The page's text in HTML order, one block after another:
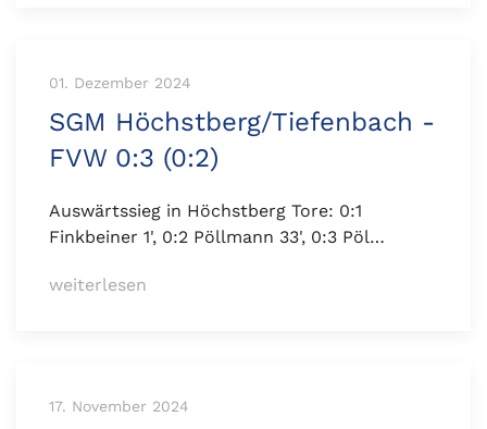
01. Dezember 2024
SGM Höchstberg/Tiefenbach -
FVW 0:3 (0:2)
Auswärtssieg in Höchstberg Tore: 0:1
Finkbeiner 1', 0:2 Pöllmann 33', 0:3 Pöl…
weiterlesen
17. November 2024